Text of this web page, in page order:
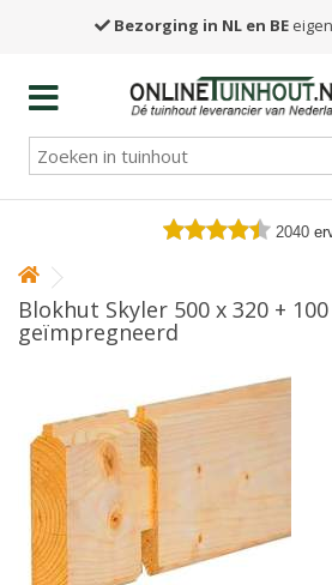
Bezorging in NL en BE
2040
Blokhut Skyler 500 x 320 +
geïmpregneerd